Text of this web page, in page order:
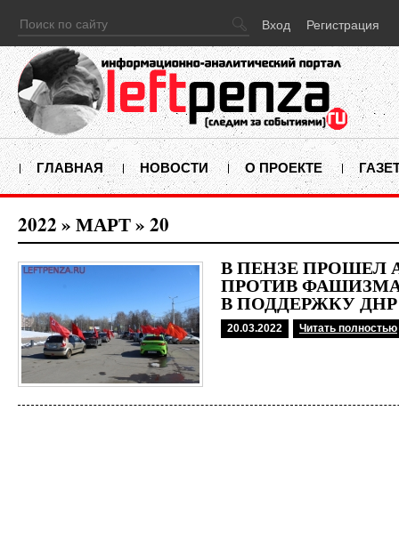
Вход Регистрация
ГЛАВНАЯ НОВОСТИ О ПРОЕКТЕ
2022 » МАРТ» 20
В ПЕНЗЕ ПРОШЁЛ
ПРОТИВ
В ПОДДЕРЖКУ
20.03.2022 Читать полностью